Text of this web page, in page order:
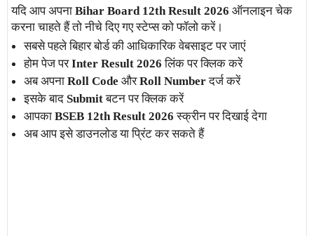
यदि आप अपना Bihar Board 12th Result 2026 ऑनलाइन चेक
करना चाहते हैं तो नीचे दिए गए स्टेप्स को फॉलो करें।
सबसे पहले बिहार बोर्ड की आधिकारिक वेबसाइट पर जाएं
होम पेज परInter Result 2026 लिंक पर क्लिक करें
अब अपना Roll Code औरRoll Numberदर्ज करें
इसके बाद Submitबटन पर क्लिक करें
आपका BSEB 12th Result 2026 स्क्रीन पर दिखाई देगा
अब आप इसे डाउनलोड या प्रिंट कर सकते हैं